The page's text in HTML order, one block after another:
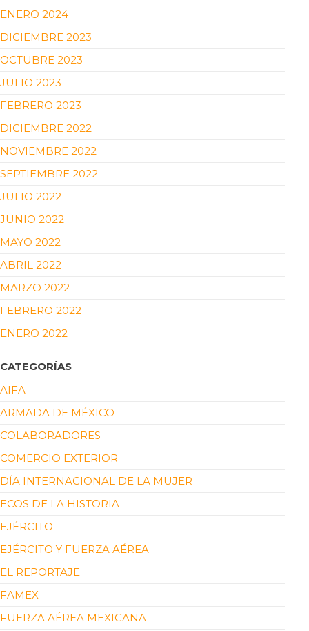
ENERO 2024
DICIEMBRE 2023
OCTUBRE 2023
JULIO 2023
FEBRERO 2023
DICIEMBRE 2022
NOVIEMBRE 2022
SEPTIEMBRE 2022
JULIO 2022
JUNIO 2022
MAYO 2022
ABRIL 2022
MARZO 2022
FEBRERO 2022
ENERO 2022
CATEGORÍAS
AIFA
ARMADA DE MÉXICO
COLABORADORES
COMERCIO EXTERIOR
DÍA INTERNACIONAL DE LA MUJER
ECOS DE LA HISTORIA
EJÉRCITO
EJÉRCITO Y FUERZA AÉREA
EL REPORTAJE
FAMEX
FUERZA AÉREA MEXICANA